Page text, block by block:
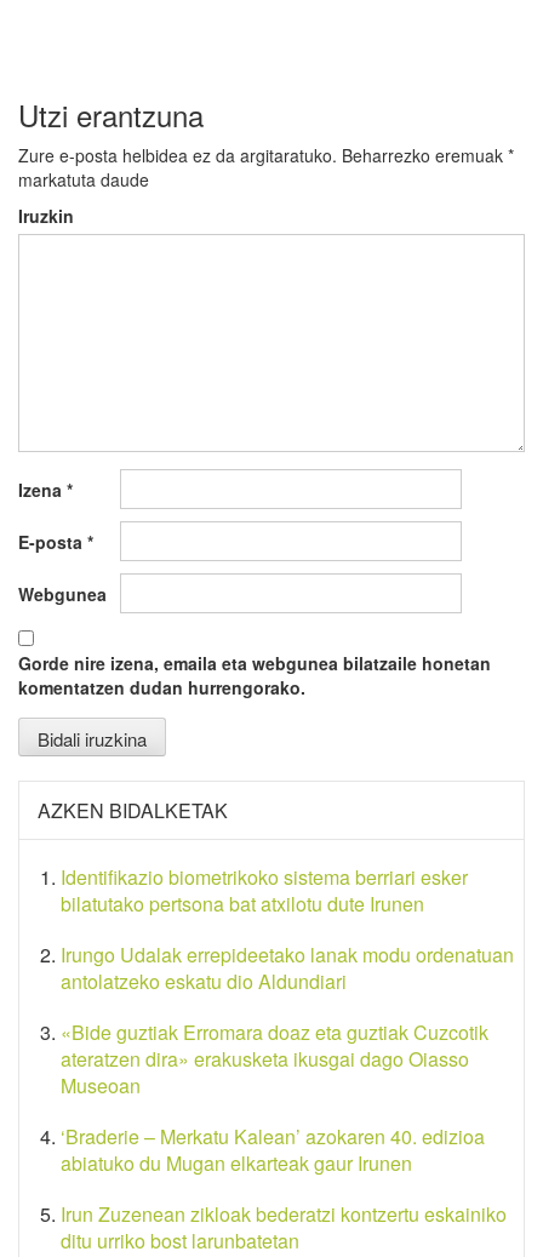
Utzi erantzuna
Zure e-posta helbidea ez da argitaratuko. Beharrezko eremuak *
markatuta daude
Iruzkin
Izena *
E-posta *
Webgunea
Gorde nire izena, emaila eta webgunea bilatzaile honetan
komentatzen dudan hurrengorako.
AZKEN BIDALKETAK
Identifikazio biometrikoko sistema berriari esker
bilatutako pertsona bat atxilotu dute Irunen
Irungo Udalak errepideetako lanak modu ordenatuan
antolatzeko eskatu dio Aldundiari
«Bide guztiak Erromara doaz eta guztiak Cuzcotik
ateratzen dira» erakusketa ikusgai dago Oiasso
Museoan
‘Braderie – Merkatu Kalean’ azokaren 40. edizioa
abiatuko du Mugan elkarteak gaur Irunen
Irun Zuzenean zikloak bederatzi kontzertu eskainiko
ditu urriko bost larunbatetan